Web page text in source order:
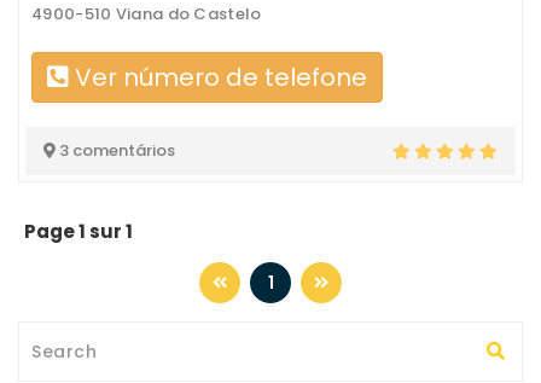
4900-510 Viana do Castelo
Ver número de telefone
3 comentários
Page 1 sur 1
1